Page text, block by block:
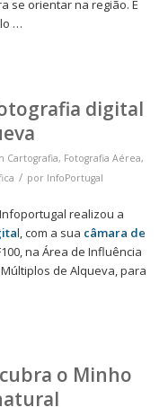
se orientar na região. É
…
digital
Cartografia, Fotografia Aérea,
/ por InfoPortugal
realizou a
l, com a sua câmara de
na Área de Influência
de Alqueva, para
o Minho